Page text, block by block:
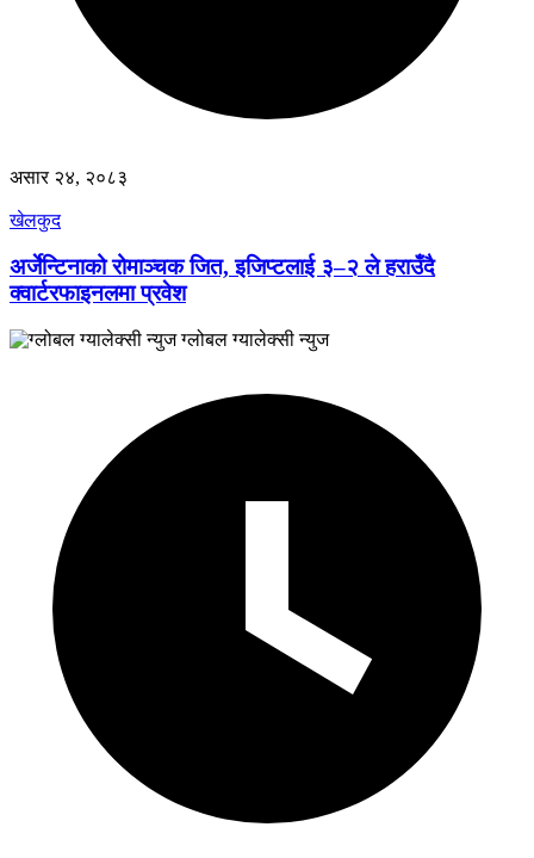
असार २४, २०८३
खेलकुद
अर्जेन्टिनाको रोमाञ्चक जित, इजिप्टलाई ३–२ ले हराउँदै
क्वार्टरफाइनलमा प्रवेश
ग्लोबल ग्यालेक्सी न्युज